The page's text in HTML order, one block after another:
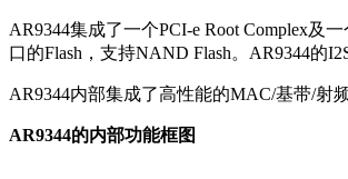
AR9344集成了一个PCI-e Root Complex及
口的Flash，支持NAND Flash。AR9344的
AR9344内部集成了高性能的MAC/基带/射
AR9344的内部功能框图